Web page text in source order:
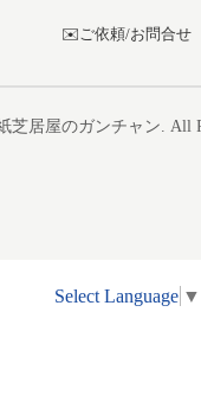
Select Language ▼
✉️ご依頼/お問合せ
芝居屋のガンチャン. All